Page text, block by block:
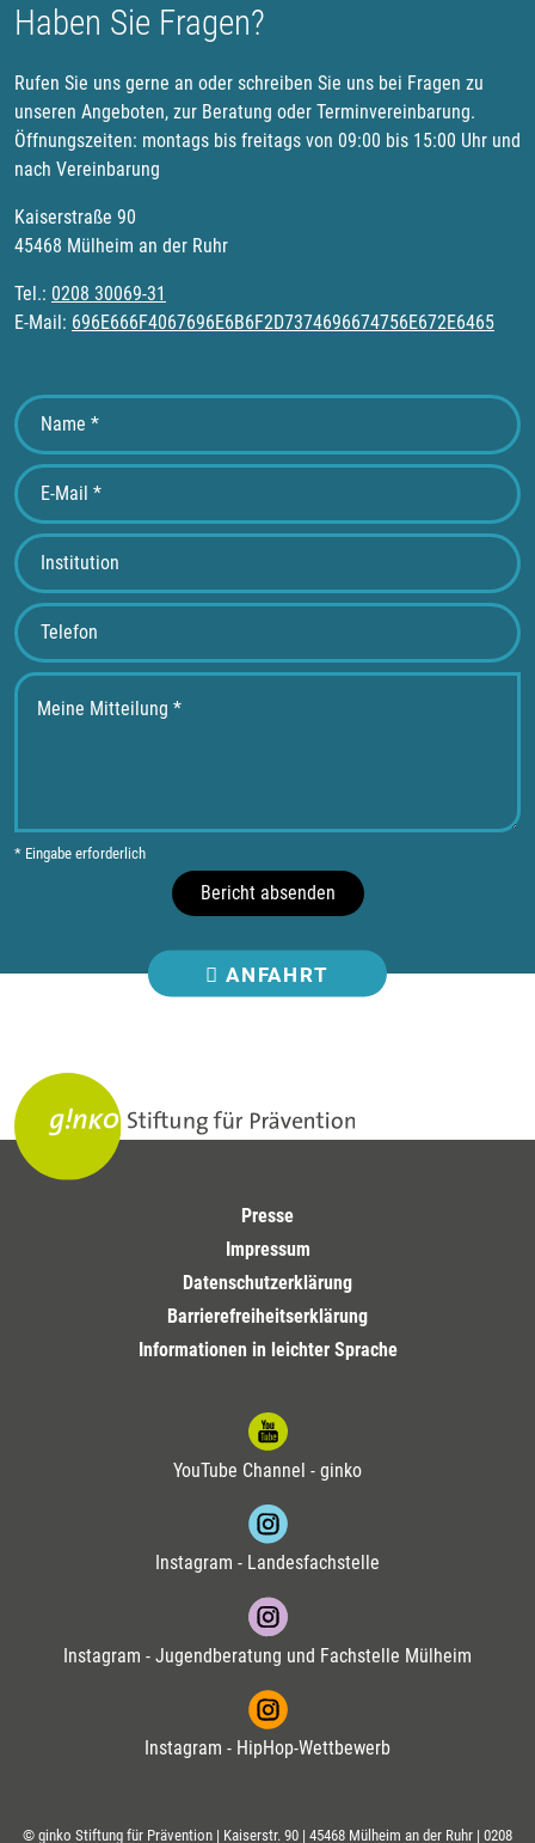
Haben Sie Fragen?
Rufen Sie uns gerne an oder schreiben Sie uns bei Fragen zu
unseren Angeboten, zur Beratung oder Terminvereinbarung.
Öffnungszeiten: montags bis freitags von 09:00 bis 15:00 Uhr und
nach Vereinbarung
Kaiserstraße 90
45468 Mülheim an der Ruhr
Tel.: 0208 30069-31
E-Mail: 696E666F4067696E6B6F2D7374696674756E672E6465
* Eingabe erforderlich
Bericht absenden
ANFAHRT
Presse
Impressum
Datenschutzerklärung
Barrierefreiheitserklärung
Informationen in leichter Sprache
YouTube Channel - ginko
Instagram - Landesfachstelle
Instagram - Jugendberatung und Fachstelle Mülheim
Instagram - HipHop-Wettbewerb
© ginko Stiftung für Prävention | Kaiserstr. 90 | 45468 Mülheim an der Ruhr | 0208